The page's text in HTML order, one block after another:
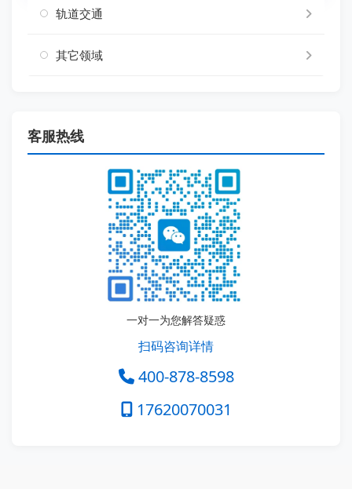
轨道交通
其它领域
客服热线
一对一为您解答疑惑
扫码咨询详情
400-878-8598
17620070031